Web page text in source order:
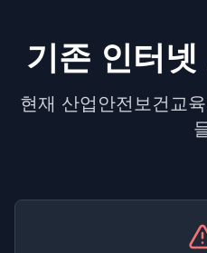
기존 인터넷
현재 산업안전보건교